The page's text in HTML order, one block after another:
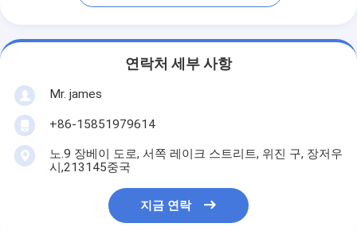
연락처 세부 사항
Mr. james
+86-15851979614
노.9 장베이 도로, 서쪽 레이크 스트리트, 위진 구, 장저우
시,213145중국
지금 연락